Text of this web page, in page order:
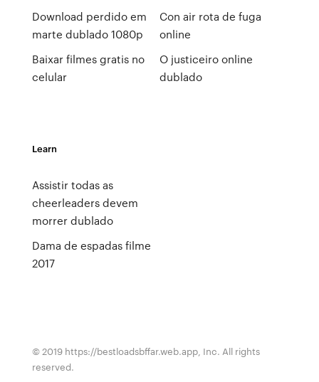
Download perdido em
marte dublado 1080p
Baixar filmes gratis no
celular
Con air rota de fuga
online
O justiceiro online
dublado
Learn
Assistir todas as
cheerleaders devem
morrer dublado
Dama de espadas filme
2017
© 2019 https://bestloadsbffar.web.app, Inc. All rights
reserved.